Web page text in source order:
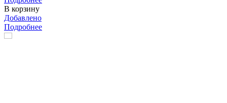
В корзину
Добавлено
Подробнее